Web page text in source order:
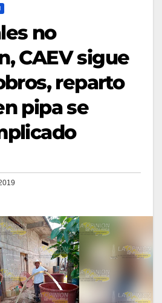
no
CAEV sigue
reparto
pipa se